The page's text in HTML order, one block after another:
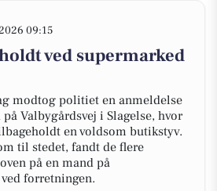
09:15
ved supermarked
modtog politiet en anmeldelse
Valbygårdsvej i Slagelse, hvor
en voldsom butikstyv.
til stedet, fandt de flere
på en mand på
forretningen.